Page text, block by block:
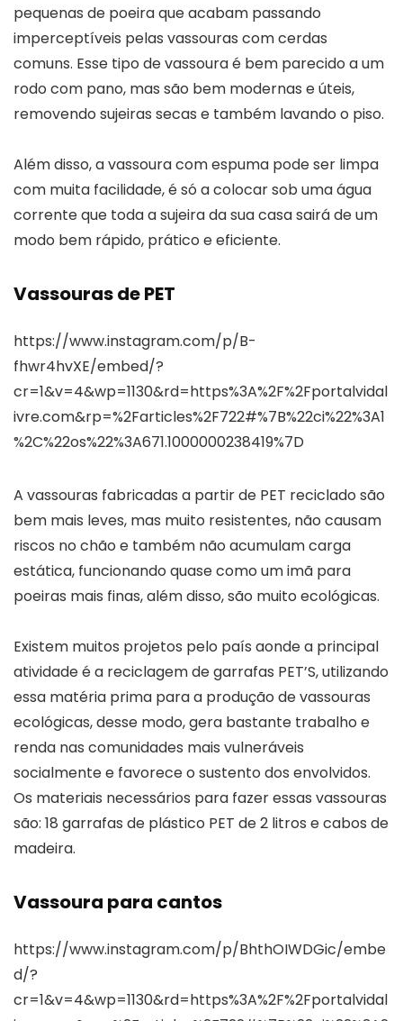
pequenas de poeira que acabam passando
imperceptíveis pelas vassouras com cerdas
comuns. Esse tipo de vassoura é bem parecido a um
rodo com pano, mas são bem modernas e úteis,
removendo sujeiras secas e também lavando o piso.
Além disso, a vassoura com espuma pode ser limpa
com muita facilidade, é só a colocar sob uma água
corrente que toda a sujeira da sua casa sairá de um
modo bem rápido, prático e eficiente.
Vassouras de PET
https://www.instagram.com/p/B-
fhwr4hvXE/embed/?
cr=1&v=4&wp=1130&rd=https%3A%2F%2Fportalvidal
ivre.com&rp=%2Farticles%2F722#%7B%22ci%22%3A1
%2C%22os%22%3A671.1000000238419%7D
A vassouras fabricadas a partir de PET reciclado são
bem mais leves, mas muito resistentes, não causam
riscos no chão e também não acumulam carga
estática, funcionando quase como um imã para
poeiras mais finas, além disso, são muito ecológicas.
Existem muitos projetos pelo país aonde a principal
atividade é a reciclagem de garrafas PET’S, utilizando
essa matéria prima para a produção de vassouras
ecológicas, desse modo, gera bastante trabalho e
renda nas comunidades mais vulneráveis
socialmente e favorece o sustento dos envolvidos.
Os materiais necessários para fazer essas vassouras
são: 18 garrafas de plástico PET de 2 litros e cabos de
madeira.
Vassoura para cantos
https://www.instagram.com/p/BhthOIWDGic/embe
d/?
cr=1&v=4&wp=1130&rd=https%3A%2F%2Fportalvidal